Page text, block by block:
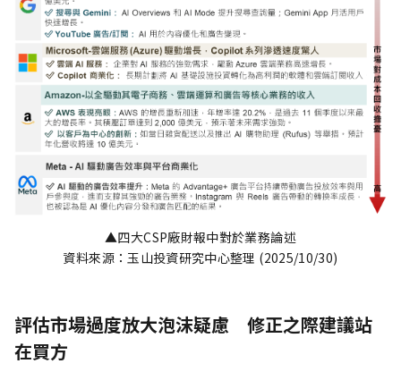
▲四大CSP廠財報中對於業務論述
資料來源：玉山投資研究中心整理 (2025/10/30)
評估市場過度放大泡沫疑慮 修正之際建議站
在買方